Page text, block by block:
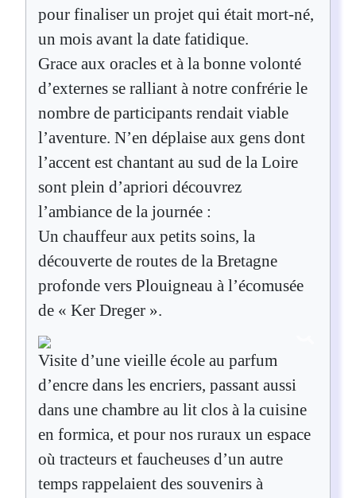
pour finaliser un projet qui était mort-né,
un mois avant la date fatidique.
Grace aux oracles et à la bonne volonté
d’externes se ralliant à notre confrérie le
nombre de participants rendait viable
l’aventure. N’en déplaise aux gens dont
l’accent est chantant au sud de la Loire
sont plein d’apriori découvrez
l’ambiance de la journée :
Un chauffeur aux petits soins, la
découverte de routes de la Bretagne
profonde vers Plouigneau à l’écomusée
de « Ker Dreger ».
Visite d’une vieille école au parfum
d’encre dans les encriers, passant aussi
dans une chambre au lit clos à la cuisine
en formica, et pour nos ruraux un espace
où tracteurs et faucheuses d’un autre
temps rappelaient des souvenirs à